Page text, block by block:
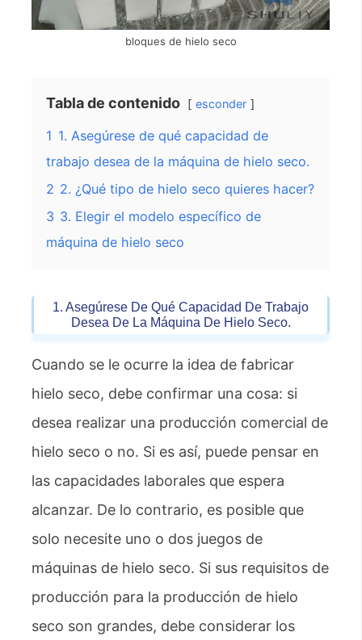
bloques de hielo seco
Tabla de contenido esconder
1 1. Asegúrese de qué capacidad de
trabajo desea de la máquina de hielo seco.
2 2. ¿Qué tipo de hielo seco quieres hacer?
3 3. Elegir el modelo específico de
máquina de hielo seco
1. Asegúrese De Qué Capacidad De Trabajo
Desea De La Máquina De Hielo Seco.
Cuando se le ocurre la idea de fabricar
hielo seco, debe confirmar una cosa: si
desea realizar una producción comercial de
hielo seco o no. Si es así, puede pensar en
las capacidades laborales que espera
alcanzar. De lo contrario, es posible que
solo necesite uno o dos juegos de
máquinas de hielo seco. Si sus requisitos de
producción para la producción de hielo
seco son grandes, debe considerar los